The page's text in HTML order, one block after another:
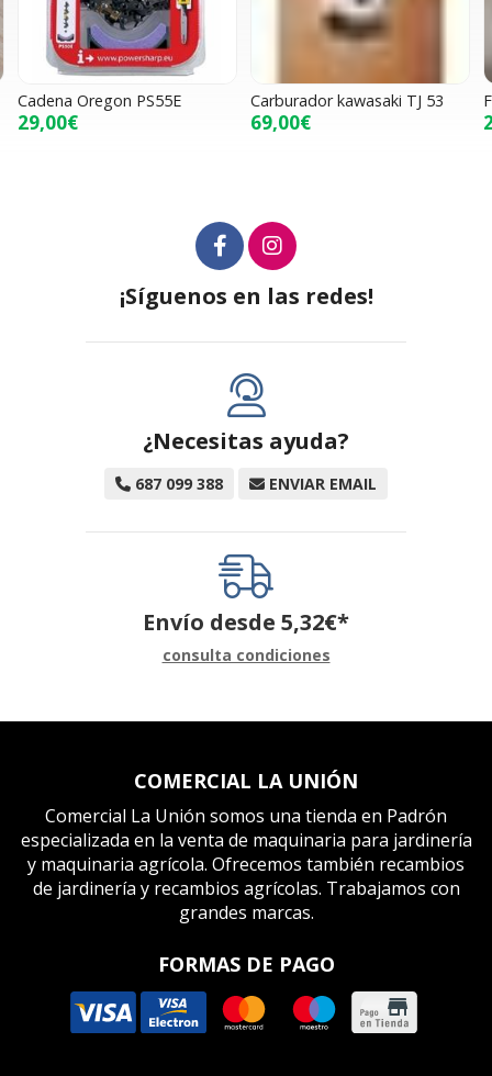
Cadena Oregon PS55E
29,00€
Carburador kawasaki TJ 53
69,00€
¡Síguenos en las redes!
¿Necesitas ayuda?
687 099 388 ENVIAR EMAIL
Envío desde 5,32€*
consulta condiciones
COMERCIAL LA UNIÓN
Comercial La Unión somos una tienda en Padrón
especializada en la venta de maquinaria para jardinería
y maquinaria agrícola. Ofrecemos también recambios
de jardinería y recambios agrícolas. Trabajamos con
grandes marcas.
FORMAS DE PAGO